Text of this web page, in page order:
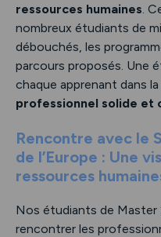
ressources humaines.
nombreux étudiants de
débouchés, les
parcours proposés. Une
chaque apprenant dans
professionnel solide et
Rencontre avec le
de l’Europe : Une
ressources
Nos étudiants de Master
rencontrer les